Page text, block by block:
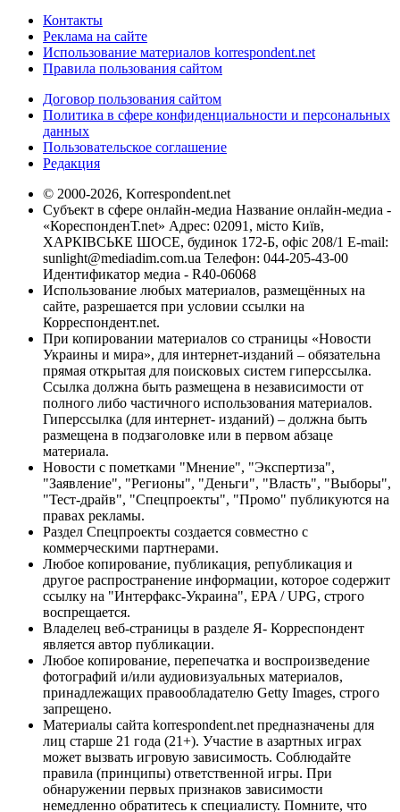
Контакты
Реклама на сайте
Использование материалов korrespondent.net
Правила пользования сайтом
Договор пользования сайтом
Политика в сфере конфиденциальности и персональных
данных
Пользовательское соглашение
Редакция
© 2000-2026, Korrespondent.net
Субъект в сфере онлайн-медиа Название онлайн-медиа -
«КореспонденТ.net» Адрес: 02091, місто Київ,
ХАРКІВСЬКЕ ШОСЕ, будинок 172-Б, офіс 208/1 E-mail:
sunlight@mediadim.com.ua Телефон: 044-205-43-00
Идентификатор медиа - R40-06068
Использование любых материалов, размещённых на
сайте, разрешается при условии ссылки на
Корреспондент.net.
При копировании материалов со страницы «Новости
Украины и мира», для интернет-изданий – обязательна
прямая открытая для поисковых систем гиперссылка.
Ссылка должна быть размещена в независимости от
полного либо частичного использования материалов.
Гиперссылка (для интернет- изданий) – должна быть
размещена в подзаголовке или в первом абзаце
материала.
Новости с пометками "Мнение", "Экспертиза",
"Заявление", "Регионы", "Деньги", "Власть", "Выборы",
"Тест-драйв", "Спецпроекты", "Промо" публикуются на
правах рекламы.
Раздел Спецпроекты создается совместно с
коммерческими партнерами.
Любое копирование, публикация, републикация и
другое распространение информации, которое содержит
ссылку на "Интерфакс-Украина", EPA / UPG, строго
воспрещается.
Владелец веб-страницы в разделе Я- Корреспондент
является автор публикации.
Любое копирование, перепечатка и воспроизведение
фотографий и/или аудиовизуальных материалов,
принадлежащих правообладателю Getty Images, строго
запрещено.
Материалы сайта korrespondent.net предназначены для
лиц старше 21 года (21+). Участие в азартных играх
может вызвать игровую зависимость. Соблюдайте
правила (принципы) ответственной игры. При
обнаружении первых признаков зависимости
немедленно обратитесь к специалисту. Помните, что